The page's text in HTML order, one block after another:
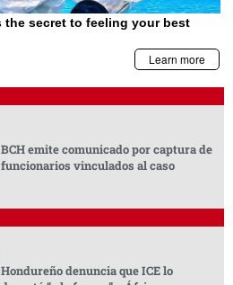
BCH emite comunicado por captura de
funcionarios vinculados al caso
Hondureño denuncia que ICE lo